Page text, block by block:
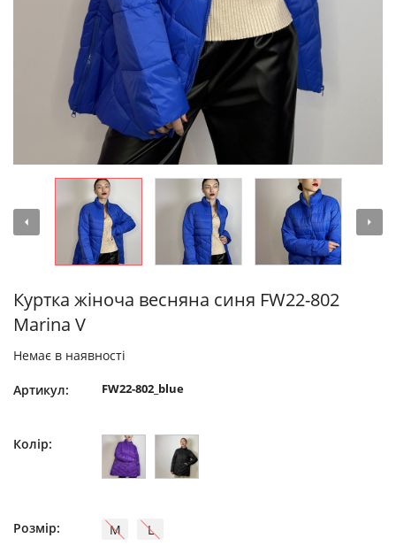
Куртка жіноча весняна синя FW22-802
Marina V
Немає в наявності
Артикул: FW22-802_blue
Колір:
Розмір: M L